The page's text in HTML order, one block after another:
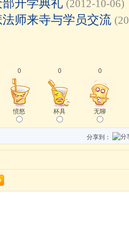
开学典礼 (2012-10-06)
师来寺与学员交流
0
愤怒
0
杯具
0
无聊
分享到：